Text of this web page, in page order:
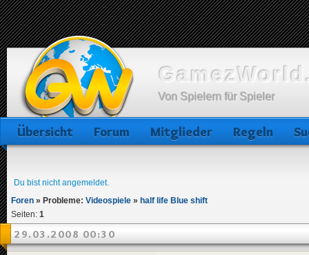
Von Spielern für Spieler
Übersicht Forum Mitglieder Regeln
Du bist nicht angemeldet.
Foren » Probleme: Videospiele » half life Blue shift
Seiten: 1
29.03.2008 00:30